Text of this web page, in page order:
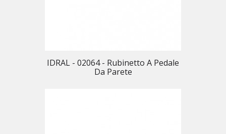
IDRAL - 02064 - Rubinetto A Pedale
Da Parete